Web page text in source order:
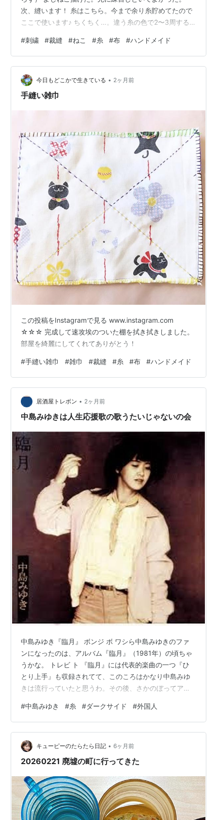
次、縫います！ 糸はこちら。今まで余り糸貯めてたので
ここで使います♪ ちくちく…。違う糸の色で2〜3周する
と口を縫って一匹できた〜！可愛い(⁠ʘ⁠ᴗ⁠ʘ⁠✿⁠)下書き練習し
たねこ、全部縫うよ！一匹ずつ縫い上げてこー♪
#刺繍 #裁縫 #ねこ #糸 #布 #ハンドメイド
今日もどこかで生きている • 2ヶ月前
手縫い雑巾
この投稿をInstagramで見る www.instagram.com
☆☆☆ 完成して速攻埃のついた棚を拭き拭きしました。
部屋を綺麗にしてくれてありがとう！
#手縫い雑巾 #雑巾 #裁縫 #糸 #布 #ハンドメイド
居酒屋トレボン • 2ヶ月前
中島みゆきは人生応援歌の歌うたいじゃないの会
中島みゆき『臨月』 ボンジ ボ ワシら中島みゆきのファ
ンになったのは、アルバム『臨月』（1981年）の頃ちゃ
うかな。 トレビ ト 『臨月』には代表的楽曲の一つ『ひ
とり上手』も収録されてて、このころはかなり中島みゆ
きは流行っていたと思うわ。その後、さかのぼってアル
「『糸』っていいよね」という人がよくおるんやけど、
なんとなく、違和感を感じるんよね。「中島みゆきの
「ダークサイド」を知らんのか」と。しかも、その「ダ
ークサイド」にこそ、中島みゆきの他にはない魅力があ
るっちゅうことを。 ト そもそも、私たちがファンになっ
#中島みゆき #糸 #ダークサイド #外国人
キューピーのたらたら日記 • 6ヶ月前
20260221 廃墟の町に行ってきた